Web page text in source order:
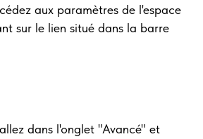
aux paramètres de l'espace
sur le lien situé dans la barre
dans l'onglet "Avancé" et